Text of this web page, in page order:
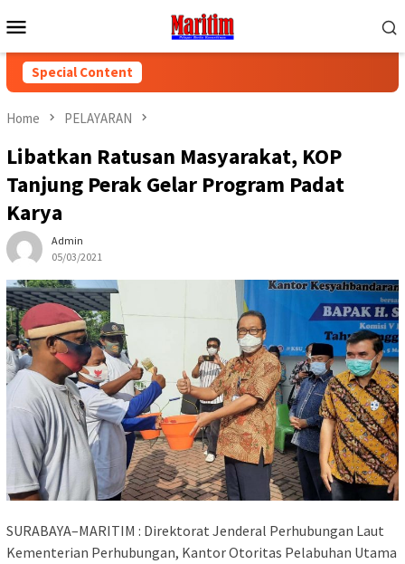
to
Menu
Special Content
Home PELAYARAN
Libatkan Ratusan Masyarakat, KOP
Tanjung Perak Gelar Program Padat
Karya
Admin
05/03/2021
SURABAYA–MARITIM : Direktorat Jenderal Perhubungan Laut
Kementerian Perhubungan, Kantor Otoritas Pelabuhan Utama